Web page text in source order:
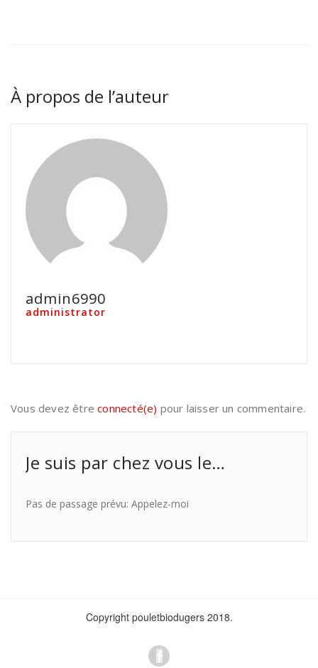
À propos de l’auteur
admin6990
administrator
Vous devez êtreconnecté(e) pour laisser un commentaire.
Je suis par chez vous le…
Pas de passage prévu: Appelez-moi
Copyright pouletbiodugers 2018.